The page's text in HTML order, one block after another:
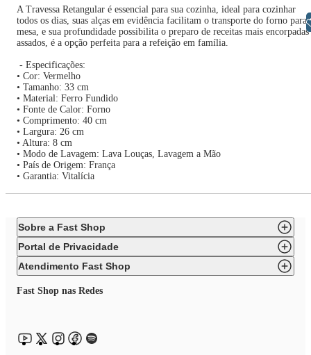
A Travessa Retangular é essencial para sua cozinha, ideal para cozinhar
todos os dias, suas alças em evidência facilitam o transporte do forno para
mesa, e sua profundidade possibilita o preparo de receitas mais encorpadas
assados, é a opção perfeita para a refeição em família.
- Especificações:
• Cor: Vermelho
• Tamanho: 33 cm
• Material: Ferro Fundido
• Fonte de Calor: Forno
• Comprimento: 40 cm
• Largura: 26 cm
• Altura: 8 cm
• Modo de Lavagem: Lava Louças, Lavagem a Mão
• País de Origem: França
• Garantia: Vitalícia
Sobre a Fast Shop
Portal de Privacidade
Atendimento Fast Shop
Fast Shop nas Redes
Libras